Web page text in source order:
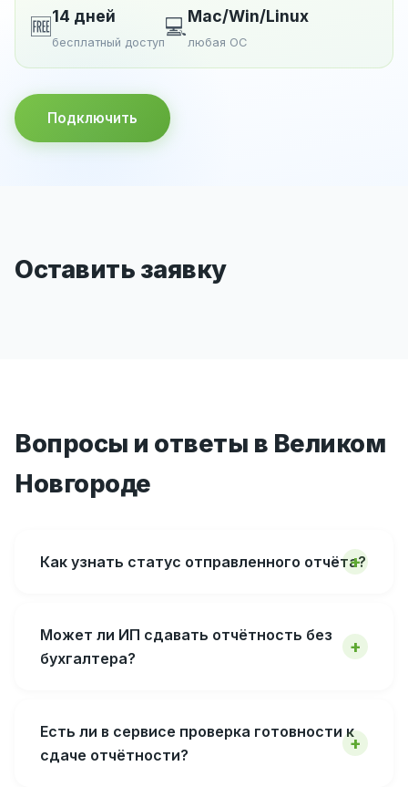
🆓14 дней
бесплатный доступ
💻Mac/Win/Linux
любая ОС
Подключить
Оставить заявку
Вопросы и ответы в Великом
Новгороде
Как узнать статус отправленного отчёта?
Может ли ИП сдавать отчётность без
бухгалтера?
Есть ли в сервисе проверка готовности к
сдаче отчётности?